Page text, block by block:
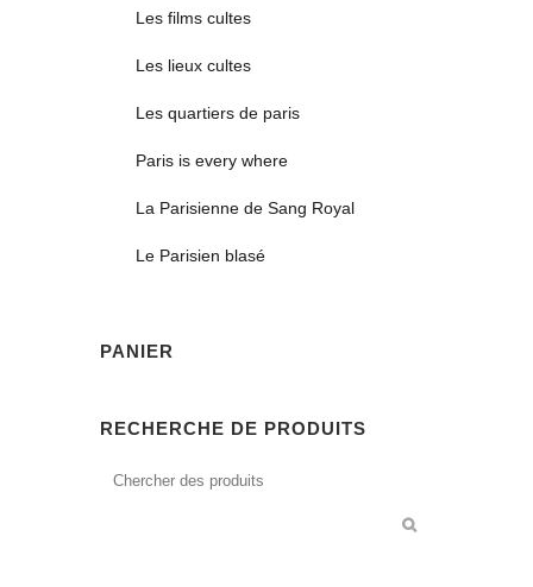
Les films cultes
Les lieux cultes
Les quartiers de paris
Paris is every where
La Parisienne de Sang Royal
Le Parisien blasé
PANIER
RECHERCHE DE PRODUITS